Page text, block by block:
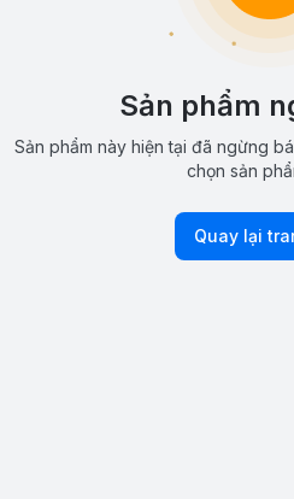
Sản phẩm
Sản phẩm này hiện tại đã ngừng
chọn sản
Quay lại